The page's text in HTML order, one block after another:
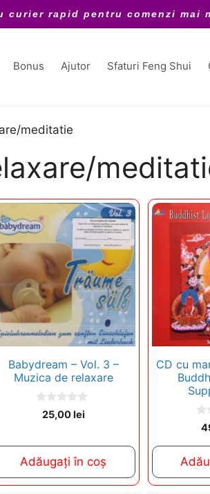
rapid pentru comenzi mai
Bonus Ajutor Sfaturi Feng Shui
meditatie
Babydream – Vol. 3 –
Muzica de relaxare
o
f
5
25,00 lei
Adăugați în coș
CD cu
o
o
5